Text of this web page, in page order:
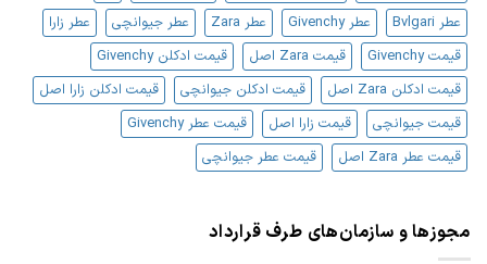
عطر Bvlgari
عطر Givenchy عطر Zara عطر جیوانچی
عطر زارا
قیمت Givenchy
قیمت Zara اصل
قیمت ادکلن Givenchy
قیمت ادکلن Zara اصل
قیمت ادکلن جیوانچی
قیمت ادکلن زارا اصل
قیمت جیوانچی
قیمت زارا اصل
قیمت عطر Givenchy
قیمت عطر Zara اصل
قیمت عطر جیوانچی
مجوزها و سازمان‌های طرف قرارداد